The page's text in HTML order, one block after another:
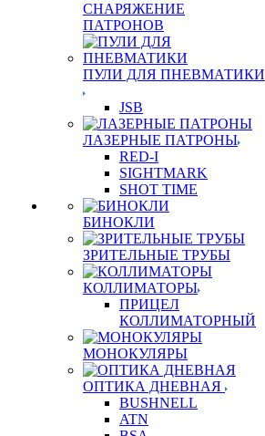
СНАРЯЖЕНИЕ
ПАТРОНОВ
ПУЛИ ДЛЯ ПНЕВМАТИКИ
JSB
ЛАЗЕРНЫЕ ПАТРОНЫ
RED-I
SIGHTMARK
SHOT TIME
БИНОКЛИ
ЗРИТЕЛЬНЫЕ ТРУБЫ
КОЛЛИМАТОРЫ
ПРИЦЕЛ
КОЛЛИМАТОРНЫЙ
МОНОКУЛЯРЫ
ОПТИКА ДНЕВНАЯ
BUSHNELL
ATN